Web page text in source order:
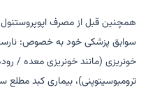
همچنین قبل از مصرف
سوابق پزشکی خود به خصوص:
خونریزی (مانند خونریزی معده /
ترومبوسیتوپنی)، بیماری کبد مطلع